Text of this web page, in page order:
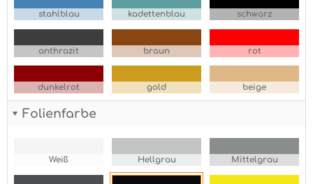
stahlblau kadettenblau schwarz
anthrazit braun rot
dunkelrot gold beige
Folienfarbe
Weiß Hellgrau Mittelgrau